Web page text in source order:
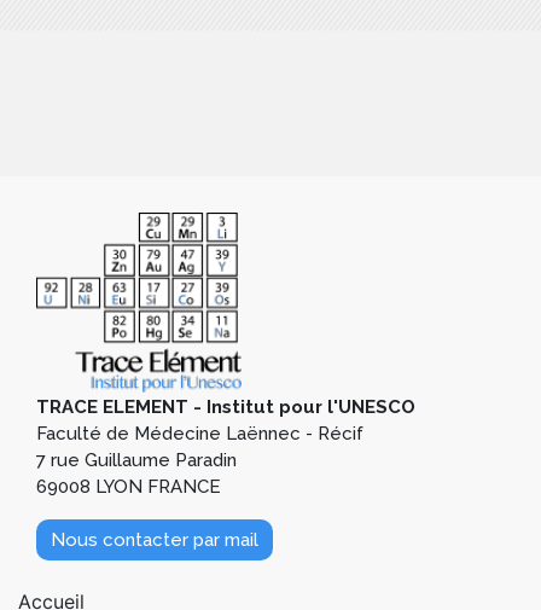
TRACE ELEMENT - Institut pour l'UNESCO
Faculté de Médecine Laënnec - Récif
7 rue Guillaume Paradin
69008 LYON FRANCE
Nous contacter par mail
Pied de page 1
Accueil